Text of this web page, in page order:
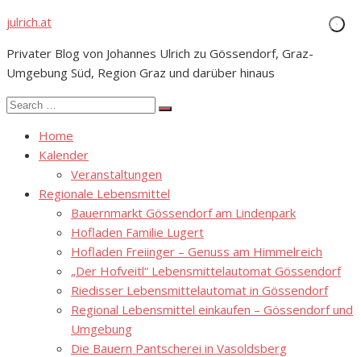
Skip
content
julrich.at
Privater Blog von Johannes Ulrich zu Gössendorf, Graz-
Umgebung Süd, Region Graz und darüber hinaus
Search
Search
Home
Kalender
Veranstaltungen
Regionale Lebensmittel
Bauernmarkt Gössendorf am Lindenpark
Hofladen Familie Lugert
Hofladen Freiinger – Genuss am Himmelreich
„Der Hofveitl“ Lebensmittelautomat Gössendorf
Riedisser Lebensmittelautomat in Gössendorf
Regional Lebensmittel einkaufen – Gössendorf und
Umgebung
Die Bauern Pantscherei in Vasoldsberg